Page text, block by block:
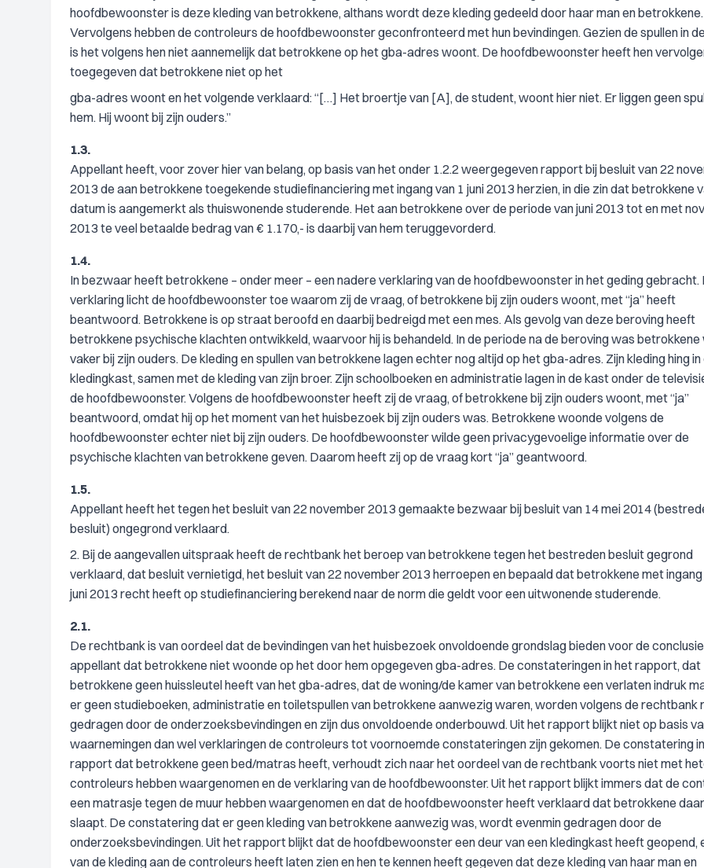
hoofdbewoonster is deze kleding van betrokkene, althans wordt deze kleding gedeeld door haar man en betrokkene.
Vervolgens hebben de controleurs de hoofdbewoonster geconfronteerd met hun bevindingen. Gezien de spullen in
is het volgens hen niet aannemelijk dat betrokkene op het gba-adres woont. De hoofdbewoonster heeft hen
toegegeven dat betrokkene niet op het
gba-adres woont en het volgende verklaard: “[…] Het broertje van [A], de student, woont hier niet. Er liggen geen
hem. Hij woont bij zijn ouders.”
1.3.
Appellant heeft, voor zover hier van belang, op basis van het onder 1.2.2 weergegeven rapport bij besluit van 22
2013 de aan betrokkene toegekende studiefinanciering met ingang van 1 juni 2013 herzien, in die zin dat betrokkene
datum is aangemerkt als thuiswonende studerende. Het aan betrokkene over de periode van juni 2013 tot en met
2013 te veel betaalde bedrag van € 1.170,- is daarbij van hem teruggevorderd.
1.4.
In bezwaar heeft betrokkene – onder meer – een nadere verklaring van de hoofdbewoonster in het geding gebracht.
verklaring licht de hoofdbewoonster toe waarom zij de vraag, of betrokkene bij zijn ouders woont, met “ja” heeft
beantwoord. Betrokkene is op straat beroofd en daarbij bedreigd met een mes. Als gevolg van deze beroving heeft
betrokkene psychische klachten ontwikkeld, waarvoor hij is behandeld. In de periode na de beroving was
vaker bij zijn ouders. De kleding en spullen van betrokkene lagen echter nog altijd op het gba-adres. Zijn kleding hing in
kledingkast, samen met de kleding van zijn broer. Zijn schoolboeken en administratie lagen in de kast onder de
de hoofdbewoonster. Volgens de hoofdbewoonster heeft zij de vraag, of betrokkene bij zijn ouders woont, met “ja”
beantwoord, omdat hij op het moment van het huisbezoek bij zijn ouders was. Betrokkene woonde volgens de
hoofdbewoonster echter niet bij zijn ouders. De hoofdbewoonster wilde geen privacygevoelige informatie over de
psychische klachten van betrokkene geven. Daarom heeft zij op de vraag kort “ja” geantwoord.
1.5.
Appellant heeft het tegen het besluit van 22 november 2013 gemaakte bezwaar bij besluit van 14 mei 2014
besluit) ongegrond verklaard.
2. Bij de aangevallen uitspraak heeft de rechtbank het beroep van betrokkene tegen het bestreden besluit gegrond
verklaard, dat besluit vernietigd, het besluit van 22 november 2013 herroepen en bepaald dat betrokkene met ingang
juni 2013 recht heeft op studiefinanciering berekend naar de norm die geldt voor een uitwonende studerende.
2.1.
De rechtbank is van oordeel dat de bevindingen van het huisbezoek onvoldoende grondslag bieden voor de
appellant dat betrokkene niet woonde op het door hem opgegeven gba-adres. De constateringen in het rapport, dat
betrokkene geen huissleutel heeft van het gba-adres, dat de woning/de kamer van betrokkene een verlaten indruk
er geen studieboeken, administratie en toiletspullen van betrokkene aanwezig waren, worden volgens de rechtbank
gedragen door de onderzoeksbevindingen en zijn dus onvoldoende onderbouwd. Uit het rapport blijkt niet op basis
waarnemingen dan wel verklaringen de controleurs tot voornoemde constateringen zijn gekomen. De constatering
rapport dat betrokkene geen bed/matras heeft, verhoudt zich naar het oordeel van de rechtbank voorts niet met
controleurs hebben waargenomen en de verklaring van de hoofdbewoonster. Uit het rapport blijkt immers dat de
een matrasje tegen de muur hebben waargenomen en dat de hoofdbewoonster heeft verklaard dat betrokkene
slaapt. De constatering dat er geen kleding van betrokkene aanwezig was, wordt evenmin gedragen door de
onderzoeksbevindingen. Uit het rapport blijkt dat de hoofdbewoonster een deur van een kledingkast heeft geopend,
van de kleding aan de controleurs heeft laten zien en hen te kennen heeft gegeven dat deze kleding van haar man en